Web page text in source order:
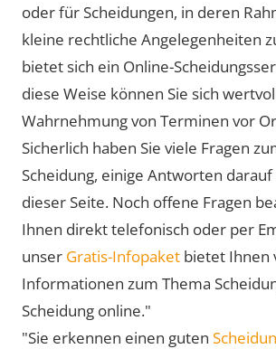
oder für Scheidungen, in deren
kleine rechtliche Angelegenheiten
bietet sich ein Online-
diese Weise können Sie sich
Wahrnehmung von Terminen vor
Sicherlich haben Sie viele Fragen
Scheidung, einige Antworten
dieser Seite. Noch offene Fragen
Ihnen direkt telefonisch oder per
unser Gratis-Infopaket bietet Ihnen
Informationen zum Thema
Scheidung online."
"Sie erkennen einen guten